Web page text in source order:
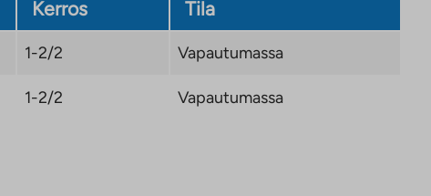
Kerros Tila
1-2/2 Vapautumassa
1-2/2 Vapautumassa